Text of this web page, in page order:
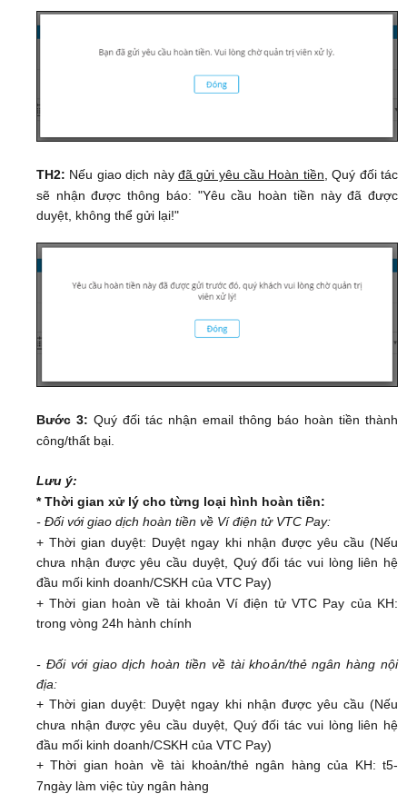
TH2: Nếu giao dịch này đã gửi yêu cầu Hoàn tiền, Quý đối tác
sẽ nhận được thông báo: "Yêu cầu hoàn tiền này đã được
duyệt, không thể gửi lại!"
Bước 3: Quý đối tác nhận email thông báo hoàn tiền thành
công/thất bại.
Lưu ý:
* Thời gian xử lý cho từng loại hình hoàn tiền:
- Đối với giao dịch hoàn tiền về Ví điện tử VTC Pay:
+ Thời gian duyệt: Duyệt ngay khi nhận được yêu cầu (Nếu
chưa nhận được yêu cầu duyệt, Quý đối tác vui lòng liên hệ
đầu mối kinh doanh/CSKH của VTC Pay)
+ Thời gian hoàn về tài khoản Ví điện tử VTC Pay của KH:
trong vòng 24h hành chính
- Đối với giao dịch hoàn tiền về tài khoản/thẻ ngân hàng nội
địa:
+ Thời gian duyệt: Duyệt ngay khi nhận được yêu cầu (Nếu
chưa nhận được yêu cầu duyệt, Quý đối tác vui lòng liên hệ
đầu mối kinh doanh/CSKH của VTC Pay)
+ Thời gian hoàn về tài khoản/thẻ ngân hàng của KH: t5-
7ngày làm việc tùy ngân hàng